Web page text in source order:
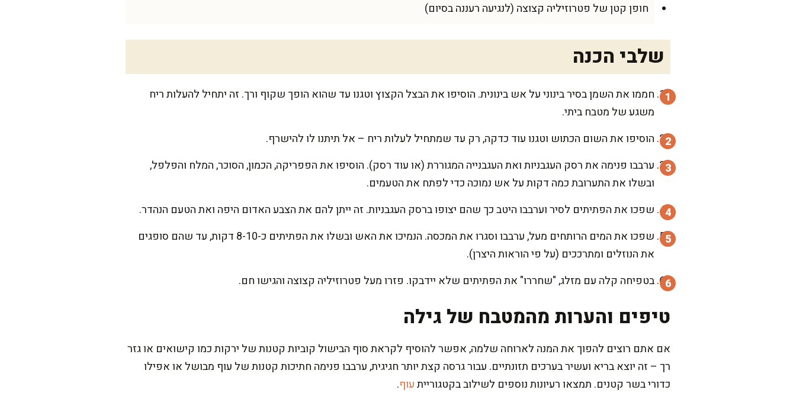
חופן קטן של פטרוזיליה קצוצה (לנגיעה רעננה בסיום)
שלבי הכנה
חממו את השמן בסיר בינוני על אש בינונית. הוסיפו את הבצל הקצוץ וטגנו עד שהוא הופך שקוף ורך. זה יתחיל להעלות ריח
משגע של מטבח ביתי.
הוסיפו את השום הכתוש וטגנו עוד כדקה, רק עד שמתחיל לעלות ריח – אל תיתנו לו להישרף.
ערבבו פנימה את רסק העגבניות ואת העגבנייה המגוררת (או עוד רסק). הוסיפו את הפפריקה, הכמון, הסוכר, המלח והפלפל,
ובשלו את התערובת כמה דקות על אש נמוכה כדי לפתח את הטעמים.
שפכו את הפתיתים לסיר וערבבו היטב כך שהם יצופו ברסק העגבניות. זה ייתן להם את הצבע האדום היפה ואת הטעם הנהדר.
שפכו את המים הרותחים מעל, ערבבו וסגרו את המכסה. הנמיכו את האש ובשלו את הפתיתים כ-8-10 דקות, עד שהם סופגים
את הנוזלים ומתרככים (על פי הוראות היצרן).
בטפיחה קלה עם מזלג, "שחררו" את הפתיתים שלא יידבקו. פזרו מעל פטרוזיליה קצוצה והגישו חם.
טיפים והערות מהמטבח של גילה
אם אתם רוצים להפוך את המנה לארוחה שלמה, אפשר להוסיף לקראת סוף הבישול קוביות קטנות של ירקות כמו קישואים או גזר
רך – זה יוצא בריא ועשיר בערכים תזונתיים. עבור גרסה קצת יותר חגיגית, ערבבו פנימה חתיכות קטנות של עוף מבושל או אפילו
כדורי בשר קטנים. תמצאו רעיונות נוספים לשילוב בקטגורייתעוף.